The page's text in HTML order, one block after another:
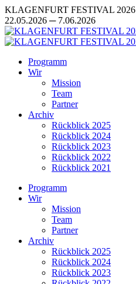
Zum
Inhalt
springen
KLAGENFURT FESTIVAL 2026
22.05.2026 ─ 7.06.2026
Programm
Wir
Mission
Team
Partner
Archiv
Rückblick 2025
Rückblick 2024
Rückblick 2023
Rückblick 2022
Rückblick 2021
Programm
Wir
Mission
Team
Partner
Archiv
Rückblick 2025
Rückblick 2024
Rückblick 2023